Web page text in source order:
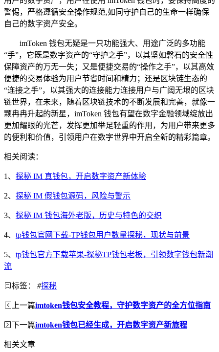
警惕，严格遵循安全操作规范,如同守护自己的生命一样确保
自己的数字资产安全。
imToken 钱包无疑是一只功能强大、用途广泛的多功能
“手”，它既是数字资产的“守护之手”，以其坚如磐石的安全性
保障资产的万无一失；又是便捷交易的“操作之手”，以其高效
便捷的交易体验为用户节省时间和精力；还是区块链生态的
“连接之手”，以其强大的连接能力连接用户与广阔无垠的区块
链世界，在未来，随着区块链技术的不断发展和完善，就像一
颗冉冉升起的新星，imToken 钱包有望在数字金融领域绽放出
更加耀眼的光芒，发挥更加举足轻重的作用，为用户带来更多
的便利和价值，引领用户在数字世界中开启全新的精彩篇章。
相关阅读：
1、 探秘 IM 真钱包，开启数字资产新体验
2、 探秘 IM 假钱包源码，风险与警示
3、 探秘 IM 钱包海外老版，历史与特色的交织
4、 tp钱包官网下载-TP钱包用户数量探秘，现状与前景
5、 tp钱包官方下载苹果-探秘TP钱包老板，引领数字钱包新潮
流
标签： #探秘
上一篇imtoken钱包安全教程，守护数字资产的全方位指南
下一篇imtoken钱包已经生成，开启数字资产新旅程
相关文章